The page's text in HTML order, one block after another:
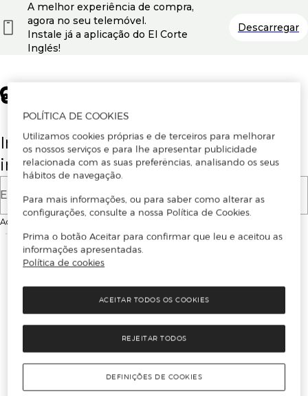
Insira o seu email para se registar ou
iniciar sessão.
E-mail
Ao continuar, aceitas as
A melhor experiência de compra,
agora no seu telemóvel.
Instale já a aplicação do El Corte
Inglés!
Descarregar
POLÍTICA DE COOKIES
Utilizamos cookies próprias e de terceiros para melhorar
os nossos serviços e para lhe apresentar publicidade
relacionada com as suas preferências, analisando os seus
hábitos de navegação.
Para mais informações, ou para saber como alterar as
configurações, consulte a nossa Política de Cookies.
Prima o botão Aceitar para confirmar que leu e aceitou as
informações apresentadas.
Política de cookies
REJEITAR TODOS
ACEITAR TODOS OS COOKIES
DEFINIÇÕES DE COOKIES